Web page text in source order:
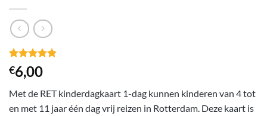
Gewaardeerd
4.89op 5
op
9
klant
waarderingen
€6,00
Met de RET kinderdagkaart 1-dag kunnen kinderen van 4 tot
en met 11 jaar één dag vrij reizen in Rotterdam. Deze kaart is